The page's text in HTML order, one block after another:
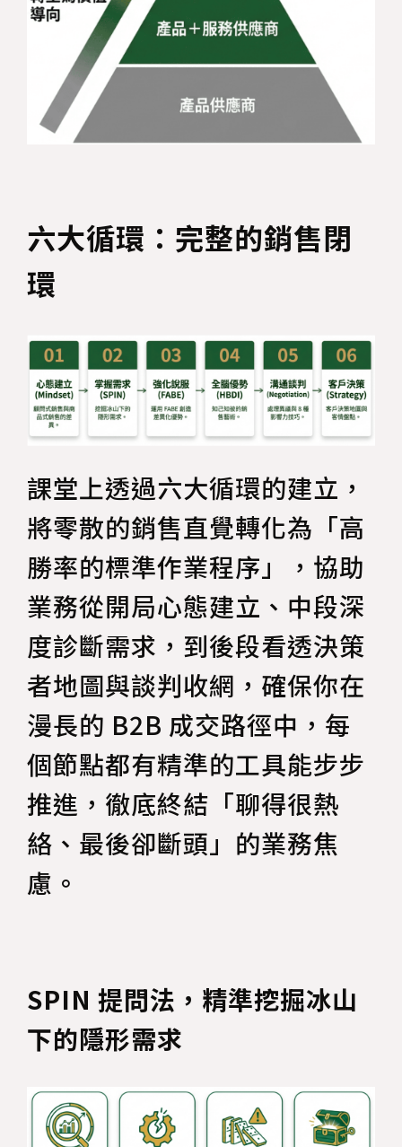
六大循環：完整的銷售閉
環
課堂上透過六大循環的建立，
將零散的銷售直覺轉化為「高
勝率的標準作業程序」，協助
業務從開局心態建立、中段深
度診斷需求，到後段看透決策
者地圖與談判收網，確保你在
漫長的 B2B 成交路徑中，每
個節點都有精準的工具能步步
推進，徹底終結「聊得很熱
絡、最後卻斷頭」的業務焦
慮。
SPIN 提問法，精準挖掘冰山
下的隱形需求